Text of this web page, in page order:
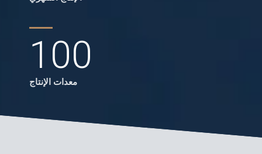
100
معدات الإنتاج